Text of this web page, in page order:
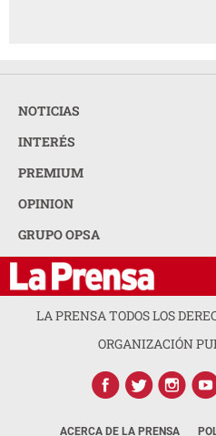
NOTICIAS
INTERÉS
PREMIUM
OPINION
GRUPO OPSA
LA PRENSA TODOS LOS
ORGANIZACIÓN
ACERCA DE LA PRENSA